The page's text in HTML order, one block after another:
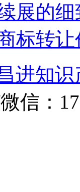
展的
标转
进知
信：